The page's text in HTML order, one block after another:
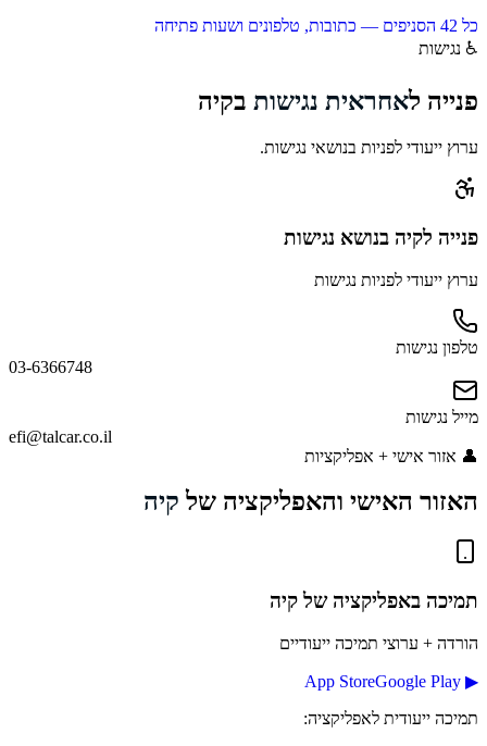
כל 42 הסניפים — כתובות, טלפונים ושעות פתיחה
♿ נגישות
פנייה לאחראית נגישות בקיה
ערוץ ייעודי לפניות בנושאי נגישות.
פנייה לקיה בנושא נגישות
ערוץ ייעודי לפניות נגישות
טלפון נגישות
03-6366748
מייל נגישות
efi@talcar.co.il
👤 אזור אישי + אפליקציות
האזור האישי והאפליקציה של קיה
תמיכה באפליקציה של קיה
הורדה + ערוצי תמיכה ייעודיים
▶
Google Play
App Store
תמיכה ייעודית לאפליקציה: